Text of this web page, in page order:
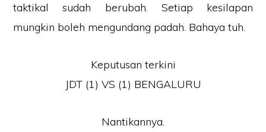
taktikal sudah berubah. Setiap kesilapan
mungkin boleh mengundang padah. Bahaya tuh.
Keputusan terkini
JDT (1) VS (1) BENGALURU
Nantikannya.